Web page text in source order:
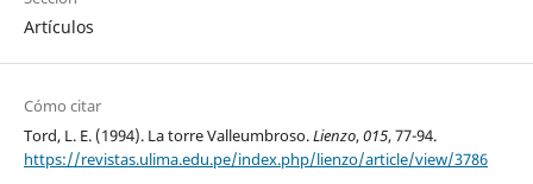
Artículos
Cómo citar
Tord, L. E. (1994). La torre Valleumbroso.Lienzo,015, 77-94.
https://revistas.ulima.edu.pe/index.php/lienzo/article/view/3786